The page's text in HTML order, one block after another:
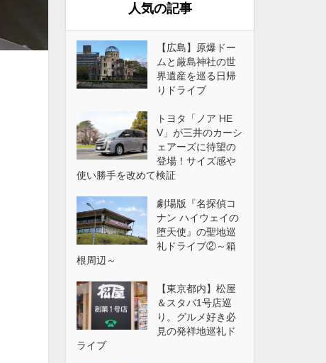
人気の記事
【広島】原爆ドー
ムと厳島神社の世
界遺産を巡る日帰
りドライブ
トヨタ「ノア HE
V」が三井のカーシ
ェアーズに待望の
登場！サイズ感や
使い勝手を改めて検証
劇場版『名探偵コ
ナン ハイウェイの
堕天使』の聖地巡
礼ドライブ②～箱
根周辺～
【東京都内】松屋
＆スタバ1号店巡
り。グルメ好き必
見の発祥地巡礼ド
ライブ